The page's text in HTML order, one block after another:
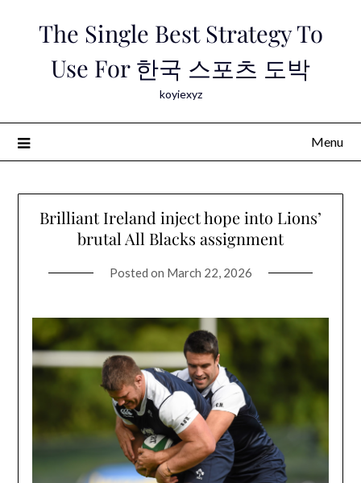
The Single Best Strategy To
Use For 한국 스포츠 도박
koyiexyz
Menu
Brilliant Ireland inject hope into Lions’
brutal All Blacks assignment
Posted on March 22, 2026